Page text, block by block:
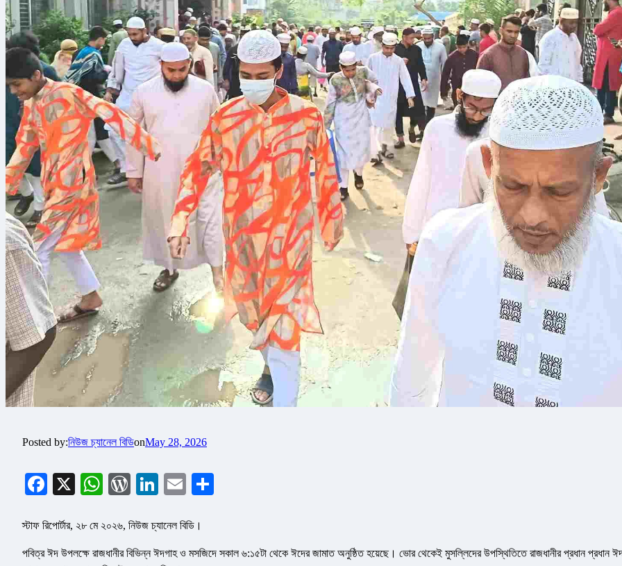
Posted by:নিউজ চ্যানেল বিডিonMay 28, 2026
Facebook
X WhatsApp
WordPress
LinkedIn
Email
স্টাফ রিপোর্টার, ২৮ মে ২০২৬, নিউজ চ্যানেল বিডি।
পবিত্র ঈদ উপলক্ষে রাজধানীর বিভিন্ন ঈদগাহ ও মসজিদে সকাল ৬:১৫টা থেকে ঈদের জামাত অনুষ্ঠিত হয়েছে। ভোর থেকেই মুসল্লিদের উপস্থিতিতে রাজধানীর প্রধান প্রধান